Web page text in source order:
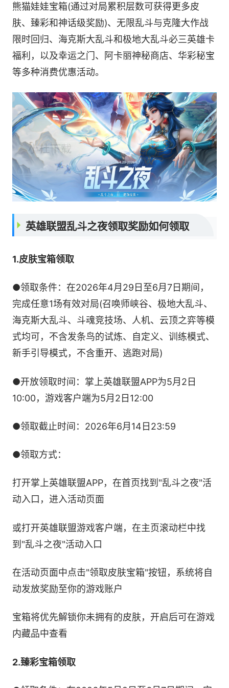
熊猫娃娃宝箱(通过对局累积层数可获得更多皮
肤、臻彩和神话级奖励)、无限乱斗与克隆大作战
限时回归、海克斯大乱斗和极地大乱斗必三英雄卡
福利，以及幸运之门、阿卡丽神秘商店、华彩秘宝
等多种消费优惠活动。
英雄联盟乱斗之夜领取奖励如何领取
1.皮肤宝箱领取
●领取条件：在2026年4月29日至6月7日期间，
完成任意1场有效对局(召唤师峡谷、极地大乱斗、
海克斯大乱斗、斗魂竞技场、人机、云顶之弈等模
式均可，不含发条鸟的试炼、自定义、训练模式、
新手引导模式，不含重开、逃跑对局)
●开放领取时间：掌上英雄联盟APP为5月2日
10:00，游戏客户端为5月2日12:00
●领取截止时间：2026年6月14日23:59
●领取方式：
打开掌上英雄联盟APP，在首页找到"乱斗之夜"活
动入口，进入活动页面
或打开英雄联盟游戏客户端，在主页滚动栏中找
到"乱斗之夜"活动入口
在活动页面中点击"领取皮肤宝箱"按钮，系统将自
动发放奖励至你的游戏账户
宝箱将优先解锁你未拥有的皮肤，开启后可在游戏
内藏品中查看
2.臻彩宝箱领取